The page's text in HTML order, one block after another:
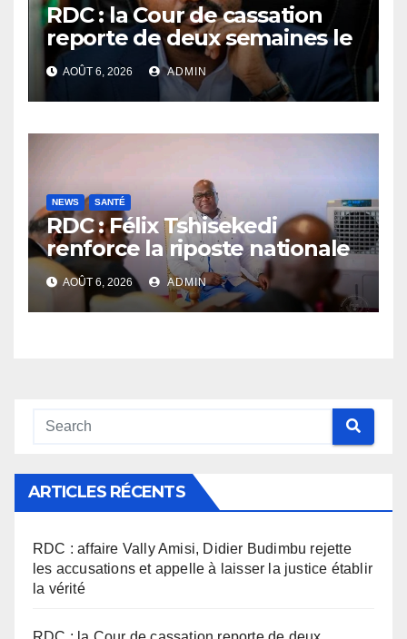
RDC : la Cour de cassation
reporte de deux semaines le
procès Frivao
AOÛT 6, 2026 ADMIN
NEWS SANTÉ
RDC : Félix Tshisekedi
renforce la riposte nationale
contre l’épidémie d’Ebola
AOÛT 6, 2026 ADMIN
ARTICLES RÉCENTS
RDC : affaire Vally Amisi, Didier Budimbu rejette
les accusations et appelle à laisser la justice établir
la vérité